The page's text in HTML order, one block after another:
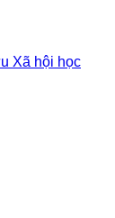
Xã hội học